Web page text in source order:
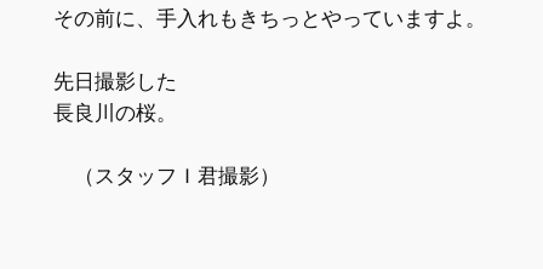
その前に、手入れもきちっとやっていますよ。
先日撮影した
長良川の桜。
（スタッフＩ君撮影）